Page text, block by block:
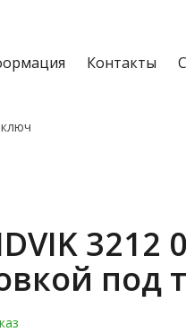
Контакты
3212
под